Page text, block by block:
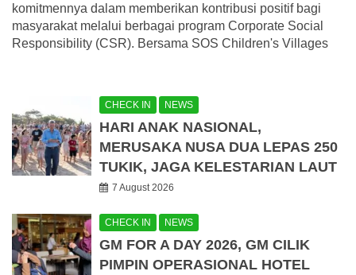
komitmennya dalam memberikan kontribusi positif bagi
masyarakat melalui berbagai program Corporate Social
Responsibility (CSR). Bersama SOS Children's Villages
CHECK IN NEWS
HARI ANAK NASIONAL,
MERUSAKA NUSA DUA LEPAS 250
TUKIK, JAGA KELESTARIAN LAUT
7 August 2026
CHECK IN NEWS
GM FOR A DAY 2026, GM CILIK
PIMPIN OPERASIONAL HOTEL